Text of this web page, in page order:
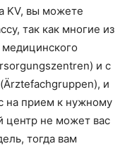
KV, вы можете
так как многие из
и с
и
на прием к нужному
центр не может вас
тогда вам